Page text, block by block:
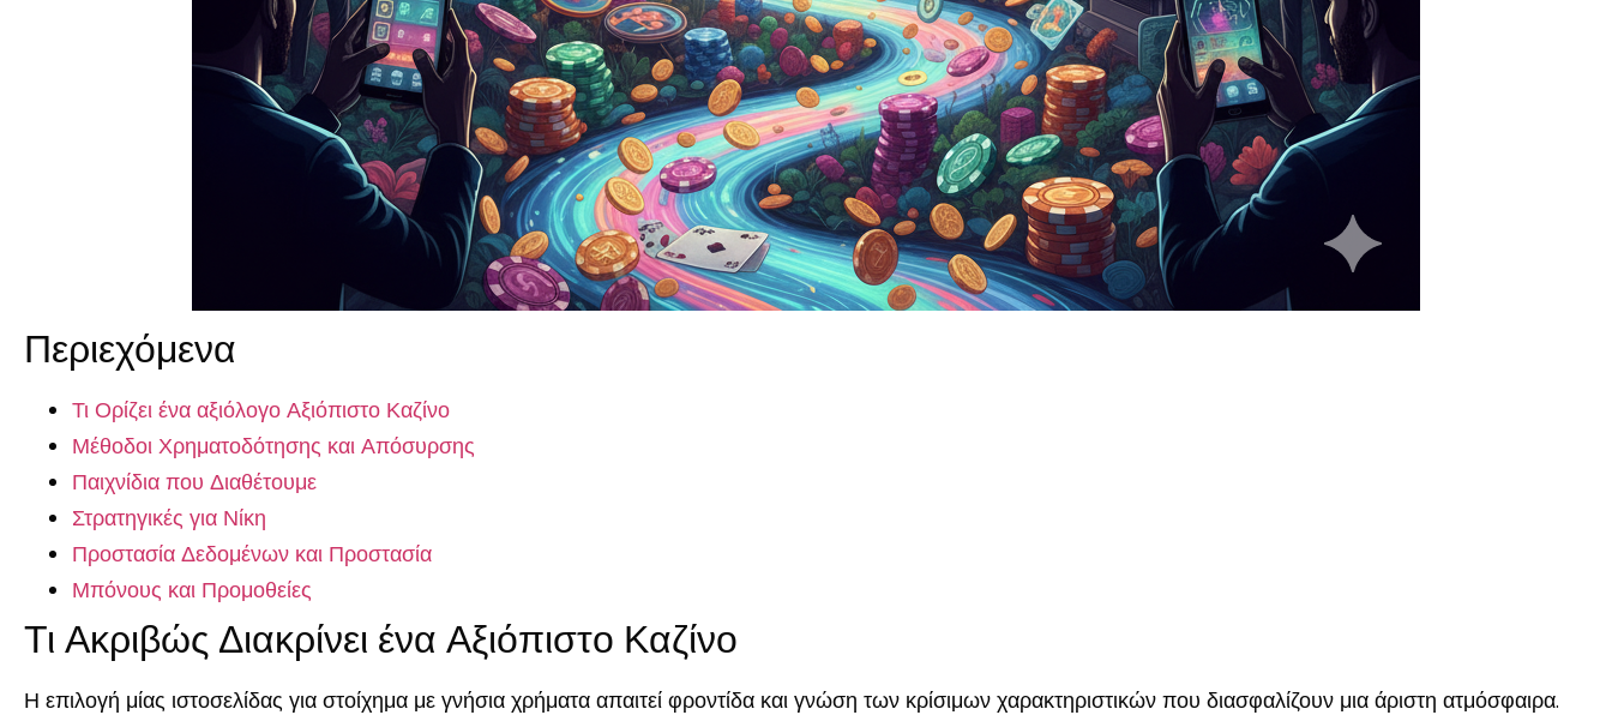
Περιεχόμενα
Τι Ορίζει ένα αξιόλογο Αξιόπιστο Καζίνο
Μέθοδοι Χρηματοδότησης και Απόσυρσης
Παιχνίδια που Διαθέτουμε
Στρατηγικές για Νίκη
Προστασία Δεδομένων και Προστασία
Μπόνους και Προμοθείες
Τι Ακριβώς Διακρίνει ένα Αξιόπιστο Καζίνο
Η επιλογή μίας ιστοσελίδας για στοίχημα με γνήσια χρήματα απαιτεί φροντίδα και γνώση των κρίσιμων χαρακτηριστικών που διασφαλίζουν μια άριστη ατμόσφαιρα.